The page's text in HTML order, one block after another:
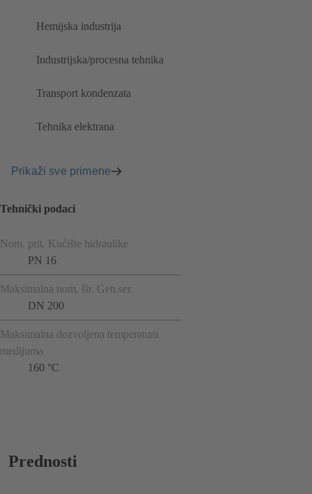
Hemijska industrija
Industrijska/procesna tehnika
Transport kondenzata
Tehnika elektrana
Prikaži sve primene
Tehnički podaci
Nom. prit. Kućište hidraulike
PN 16
Maksimalna nom. šir. Gen.ser.
DN 200
Maksimalna dozvoljena temperatura
medijuma
160 °C
Prednosti